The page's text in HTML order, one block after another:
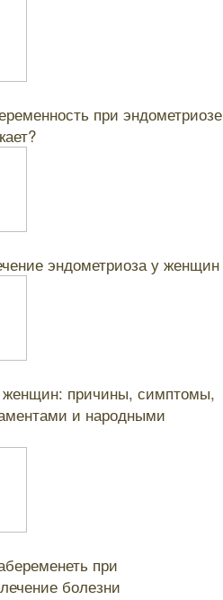
при эндометриозе
эндометриоза у женщин
женщин: причины, симптомы,
и народными
при
болезни